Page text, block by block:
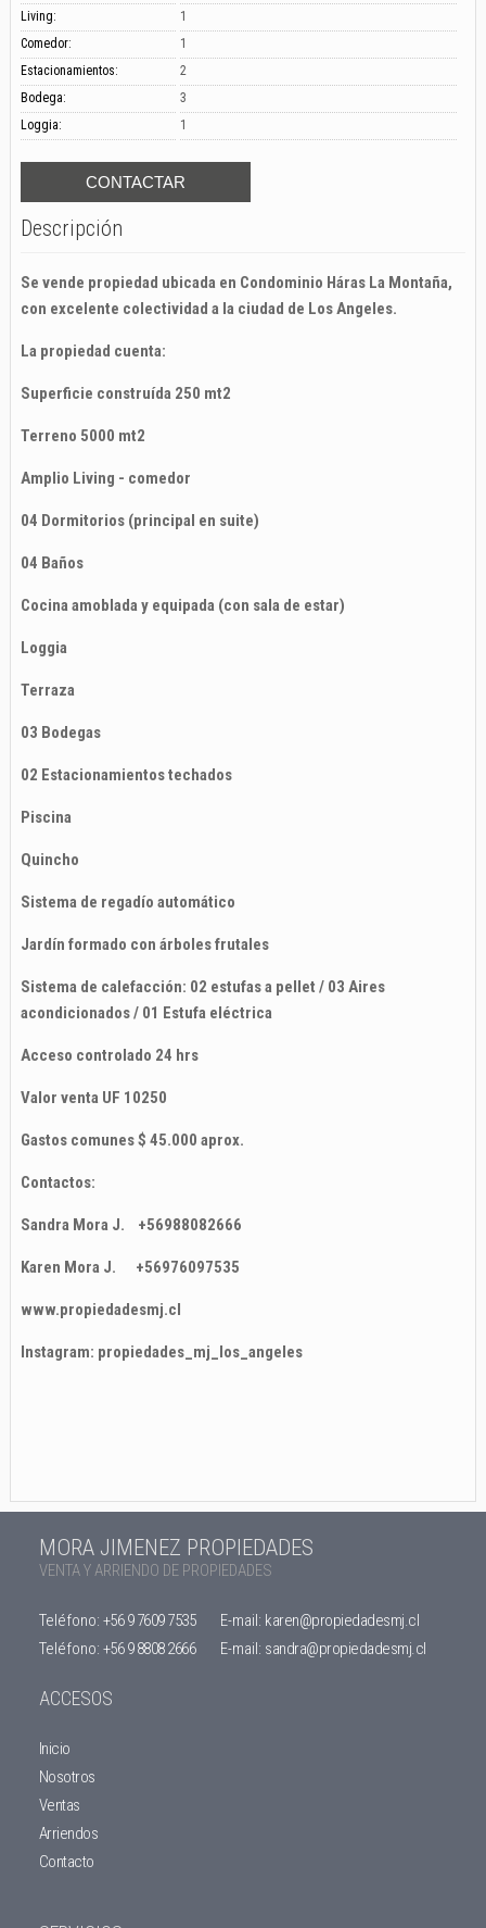
Living:
1
Comedor:
1
Estacionamientos:
2
Bodega:
3
Loggia:
1
Descripción
Se vende propiedad ubicada en Condominio Háras La Montaña,
con excelente colectividad a la ciudad de Los Angeles.
La propiedad cuenta:
Superficie construída 250 mt2
Terreno 5000 mt2
Amplio Living - comedor
04 Dormitorios (principal en suite)
04 Baños
Cocina amoblada y equipada (con sala de estar)
Loggia
Terraza
03 Bodegas
02 Estacionamientos techados
Piscina
Quincho
Sistema de regadío automático
Jardín formado con árboles frutales
Sistema de calefacción: 02 estufas a pellet / 03 Aires
acondicionados / 01 Estufa eléctrica
Acceso controlado 24 hrs
Valor venta UF 10250
Gastos comunes $ 45.000 aprox.
Contactos:
Sandra Mora J. +56988082666
Karen Mora J. +56976097535
www.propiedadesmj.cl
Instagram: propiedades_mj_los_angeles
MORA JIMENEZ PROPIEDADES
VENTA Y ARRIENDO DE PROPIEDADES
Teléfono: +56 9 7609 7535 E-mail: karen@propiedadesmj.cl
Teléfono: +56 9 8808 2666 E-mail: sandra@propiedadesmj.cl
ACCESOS
Inicio
Nosotros
Ventas
Arriendos
Contacto